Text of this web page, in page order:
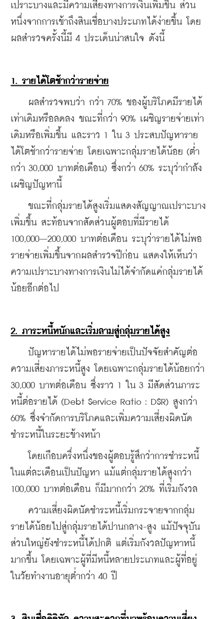
เปราะบางและมีความเสี่ยงทางการเงินเพิ่มขึ้น ส่วน
หนึ่งจากการเข้าถึงสินเชื่อบางประเภทได้ง่ายขึ้น โดย
ผลสำรวจครั้งนี้มี 4 ประเด็นน่าสนใจ ดังนี้
1. รายได้โตช้ากว่ารายจ่าย
ผลสำรวจพบว่า กว่า 70% ของผู้บริโภคมีรายได้
เท่าเดิมหรือลดลง ขณะที่กว่า 90% เผชิญรายจ่ายเท่า
เดิมหรือเพิ่มขึ้น และราว 1 ใน 3 ประสบปัญหาราย
ได้โตช้ากว่ารายจ่าย โดยเฉพาะกลุ่มรายได้น้อย (ต่ำ
กว่า 30,000 บาทต่อเดือน) ซึ่งกว่า 60% ระบุว่ากำลัง
เผชิญปัญหานี้
ขณะที่กลุ่มรายได้สูงเริ่มแสดงสัญญาณเปราะบาง
เพิ่มขึ้น สะท้อนจากสัดส่วนผู้ตอบที่มีรายได้
100,000–200,000 บาทต่อเดือน ระบุว่ารายได้ไม่พอ
รายจ่ายเพิ่มขึ้นจากผลสำรวจปีก่อน แสดงให้เห็นว่า
ความเปราะบางทางการเงินไม่ได้จำกัดแค่กลุ่มรายได้
น้อยอีกต่อไป
2. ภาระหนี้หนักและเริ่มลามสู่กลุ่มรายได้สูง
ปัญหารายได้ไม่พอรายจ่ายเป็นปัจจัยสำคัญต่อ
ความเสี่ยงภาระหนี้สูง โดยเฉพาะกลุ่มรายได้น้อยกว่า
30,000 บาทต่อเดือน ซึ่งราว 1 ใน 3 มีสัดส่วนภาระ
หนี้ต่อรายได้ (Debt Service Ratio : DSR) สูงกว่า
60% ซึ่งจำกัดการบริโภคและเพิ่มความเสี่ยงผิดนัด
ชำระหนี้ในระยะข้างหน้า
โดยเกือบครึ่งหนึ่งของผู้ตอบรู้สึกว่าการชำระหนี้
ในแต่ละเดือนเป็นปัญหา แม้แต่กลุ่มรายได้สูงกว่า
100,000 บาทต่อเดือน ก็มีมากกว่า 20% ที่เริ่มกังวล
ความเสี่ยงผิดนัดชำระหนี้เริ่มกระจายจากกลุ่ม
รายได้น้อยไปสู่กลุ่มรายได้ปานกลาง-สูง แม้ปัจจุบัน
ส่วนใหญ่ยังชำระหนี้ได้ปกติ แต่เริ่มกังวลปัญหาหนี้
มากขึ้น โดยเฉพาะผู้ที่มีหนี้หลายประเภทและผู้ที่อยู่
ในวัยทำงานอายุต่ำกว่า 40 ปี